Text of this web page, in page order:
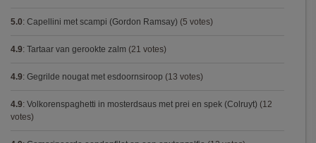
5.0: Capellini met scampi (Gordon Ramsay) (5 votes)
4.9: Tartaar van gerookte zalm (21 votes)
4.9: Gegrilde nougat met esdoornsiroop (13 votes)
4.9: Volkorenspaghetti in mosterdsaus met prei en spek (Colruyt) (12
votes)